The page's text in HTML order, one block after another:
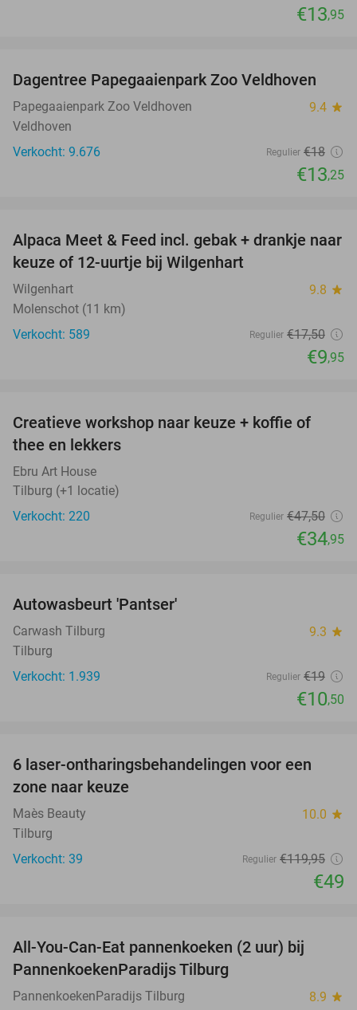
€13,95
26%
Dagentree Papegaaienpark Zoo Veldhoven
Papegaaienpark Zoo Veldhoven 9.4 star
Veldhoven
Verkocht: 9.676
Regulier €18
€13,25
43%
Alpaca Meet & Feed incl. gebak + drankje naar
keuze of 12-uurtje bij Wilgenhart
Wilgenhart 9.8 star
Molenschot (11 km)
Verkocht: 589
Regulier €17,50
€9,95
26%
Creatieve workshop naar keuze + koffie of
thee en lekkers
Ebru Art House
Tilburg (+1 locatie)
Verkocht: 220
Regulier €47,50
€34,95
Autowasbeurt 'Pantser'
Carwash Tilburg 9.3 star
Tilburg
Verkocht: 1.939
Regulier €19
€10,50
59%
6 laser-ontharingsbehandelingen voor een
zone naar keuze
Maès Beauty 10.0 star
Tilburg
Verkocht: 39
Regulier €119,95
€49
All-You-Can-Eat pannenkoeken (2 uur) bij
PannenkoekenParadijs Tilburg
PannenkoekenParadijs Tilburg 8.9 star